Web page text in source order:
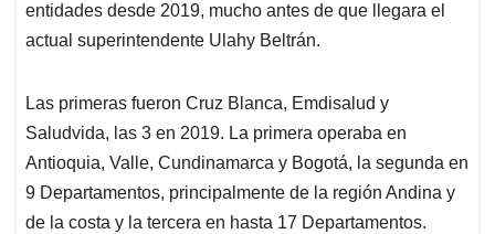
entidades desde 2019, mucho antes de que llegara el
actual superintendente Ulahy Beltrán.
Las primeras fueron Cruz Blanca, Emdisalud y
Saludvida, las 3 en 2019. La primera operaba en
Antioquia, Valle, Cundinamarca y Bogotá, la segunda en
9 Departamentos, principalmente de la región Andina y
de la costa y la tercera en hasta 17 Departamentos.